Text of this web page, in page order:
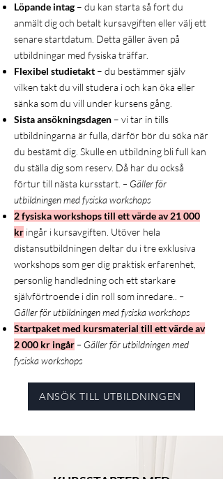
Löpande intag – du kan starta så fort du
anmält dig och betalt kursavgiften eller välj ett
senare startdatum. Detta gäller även på
utbildningar med fysiska träffar.
Flexibel studietakt – du bestämmer själv
vilken takt du vill studera i och kan öka eller
sänka som du vill under kursens gång.
Sista ansökningsdagen – vi tar in tills
utbildningarna är fulla, därför bör du söka när
du bestämt dig. Skulle en utbildning bli full kan
du ställa dig som reserv. Då har du också
förtur till nästa kursstart. – Gäller för
utbildningen med fysiska workshops
2 fysiska workshops till ett värde av 21 000
kr ingår i kursavgiften. Utöver hela
distansutbildningen deltar du i tre exklusiva
workshops som ger dig praktisk erfarenhet,
personlig handledning och ett starkare
självförtroende i din roll som inredare.. –
Gäller för utbildningen med fysiska workshops
Startpaket med kursmaterial till ett värde av
2 000 kr ingår – Gäller för utbildningen med
fysiska workshops
ANSÖK TILL UTBILDNINGEN